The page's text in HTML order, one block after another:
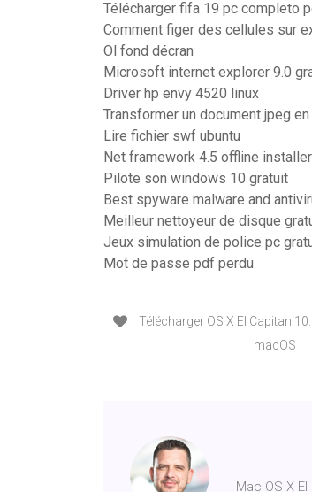
Télécharger fifa 19 pc completo
Comment figer des cellules sur
Ol fond décran
Microsoft internet explorer 9.0
Driver hp envy 4520 linux
Transformer un document jpeg
Lire fichier swf ubuntu
Net framework 4.5 offline
Pilote son windows 10 gratuit
Best spyware malware and
Meilleur nettoyeur de disque
Jeux simulation de police pc
Mot de passe pdf perdu
Télécharger OS X El Capitan
macOS
Mac OS X